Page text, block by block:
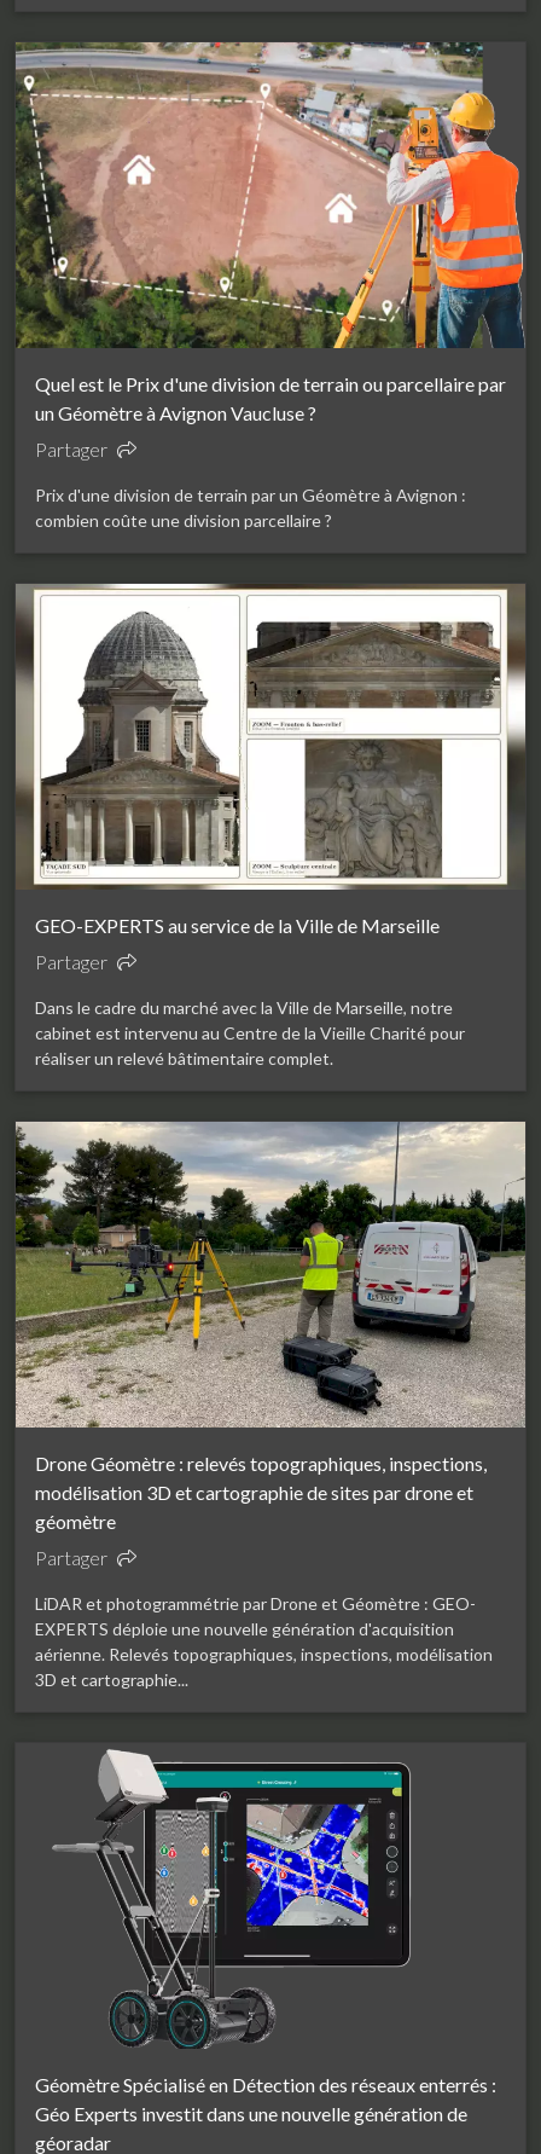
Quel est le Prix d'une division de terrain ou parcellaire par
un Géomètre à Avignon Vaucluse ?
Partager
Prix d'une division de terrain par un Géomètre à Avignon :
combien coûte une division parcellaire ?
GEO-EXPERTS au service de la Ville de Marseille
Partager
Dans le cadre du marché avec la Ville de Marseille, notre
cabinet est intervenu au Centre de la Vieille Charité pour
réaliser un relevé bâtimentaire complet.
Drone Géomètre : relevés topographiques, inspections,
modélisation 3D et cartographie de sites par drone et
géomètre
Partager
LiDAR et photogrammétrie par Drone et Géomètre : GEO-
EXPERTS déploie une nouvelle génération d'acquisition
aérienne. Relevés topographiques, inspections, modélisation
3D et cartographie...
Géomètre Spécialisé en Détection des réseaux enterrés :
Géo Experts investit dans une nouvelle génération de
géoradar